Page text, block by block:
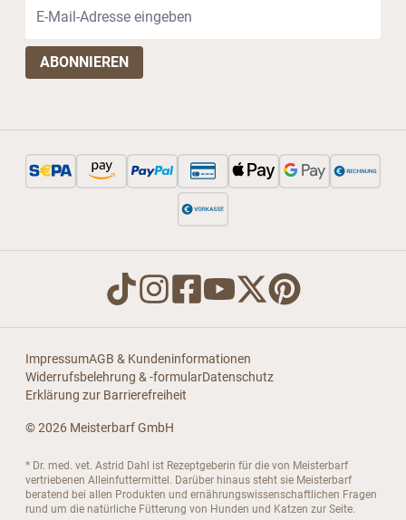
ImpressumAGB & Kundeninformationen
Widerrufsbelehrung & -formularDatenschutz
Erklärung zur Barrierefreiheit
© 2026 Meisterbarf GmbH
* Dr. med. vet. Astrid Dahl ist Rezeptgeberin für die von Meisterbarf
vertriebenen Alleinfuttermittel. Darüber hinaus steht sie Meisterbarf
beratend bei allen Produkten und ernährungswissenschaftlichen Fragen
rund um die natürliche Fütterung von Hunden und Katzen zur Seite.